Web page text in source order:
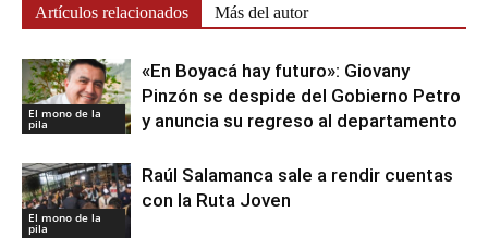
Artículos relacionados Más del autor
El mono de la
pila
«En Boyacá hay futuro»: Giovany
Pinzón se despide del Gobierno Petro
y anuncia su regreso al departamento
El mono de la
pila
Raúl Salamanca sale a rendir cuentas
con la Ruta Joven